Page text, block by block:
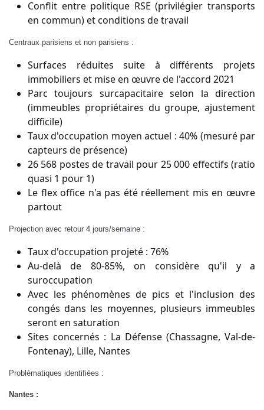
Conflit entre politique RSE (privilégier transports
en commun) et conditions de travail
Centraux parisiens et non parisiens :
Surfaces réduites suite à différents projets
immobiliers et mise en œuvre de l'accord 2021
Parc toujours surcapacitaire selon la direction
(immeubles propriétaires du groupe, ajustement
difficile)
Taux d'occupation moyen actuel : 40% (mesuré par
capteurs de présence)
26 568 postes de travail pour 25 000 effectifs (ratio
quasi 1 pour 1)
Le flex office n'a pas été réellement mis en œuvre
partout
Projection avec retour 4 jours/semaine :
Taux d'occupation projeté : 76%
Au-delà de 80-85%, on considère qu'il y a
suroccupation
Avec les phénomènes de pics et l'inclusion des
congés dans les moyennes, plusieurs immeubles
seront en saturation
Sites concernés : La Défense (Chassagne, Val-de-
Fontenay), Lille, Nantes
Problématiques identifiées :
Nantes :